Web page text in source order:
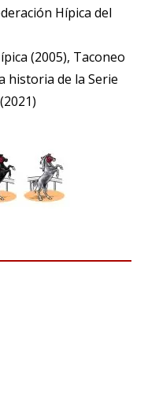
Hípica del
(2005), Taconeo
historia de la Serie